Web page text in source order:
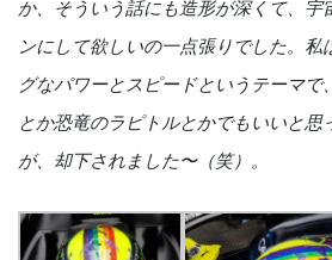
か、そういう話にも造形が深くて、宇
ンにして欲しいの一点張りでした。私
グなパワーとスピードというテーマで
とか恐竜のラピトルとかでもいいと思
が、却下されました〜（笑）。